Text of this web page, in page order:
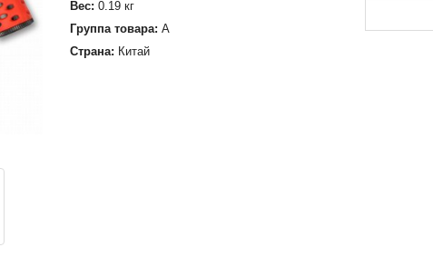
Вес: 0.19 кг
Группа товара: А
Страна: Китай